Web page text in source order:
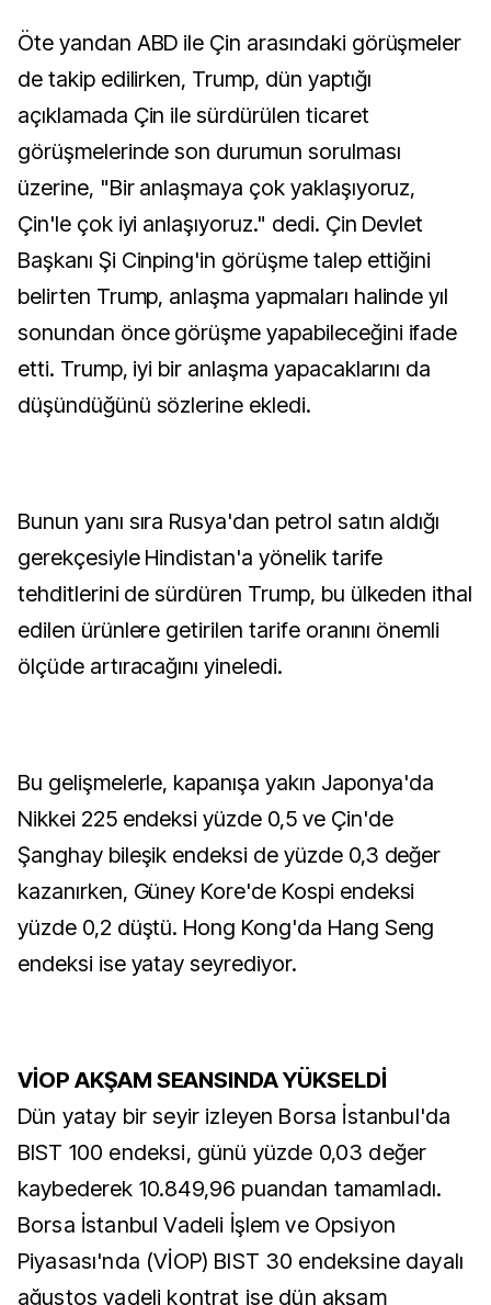
Öte yandan ABD ile Çin arasındaki görüşmeler
de takip edilirken, Trump, dün yaptığı
açıklamada Çin ile sürdürülen ticaret
görüşmelerinde son durumun sorulması
üzerine, "Bir anlaşmaya çok yaklaşıyoruz,
Çin'le çok iyi anlaşıyoruz." dedi. Çin Devlet
Başkanı Şi Cinping'in görüşme talep ettiğini
belirten Trump, anlaşma yapmaları halinde yıl
sonundan önce görüşme yapabileceğini ifade
etti. Trump, iyi bir anlaşma yapacaklarını da
düşündüğünü sözlerine ekledi.
Bunun yanı sıra Rusya'dan petrol satın aldığı
gerekçesiyle Hindistan'a yönelik tarife
tehditlerini de sürdüren Trump, bu ülkeden ithal
edilen ürünlere getirilen tarife oranını önemli
ölçüde artıracağını yineledi.
Bu gelişmelerle, kapanışa yakın Japonya'da
Nikkei 225 endeksi yüzde 0,5 ve Çin'de
Şanghay bileşik endeksi de yüzde 0,3 değer
kazanırken, Güney Kore'de Kospi endeksi
yüzde 0,2 düştü. Hong Kong'da Hang Seng
endeksi ise yatay seyrediyor.
VİOP AKŞAM SEANSINDA YÜKSELDİ
Dün yatay bir seyir izleyen Borsa İstanbul'da
BIST 100 endeksi, günü yüzde 0,03 değer
kaybederek 10.849,96 puandan tamamladı.
Borsa İstanbul Vadeli İşlem ve Opsiyon
Piyasası'nda (VİOP) BIST 30 endeksine dayalı
ağustos vadeli kontrat ise dün akşam